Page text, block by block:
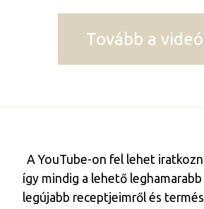
Tovább a
A YouTube-on fel lehet
így mindig a lehető
legújabb receptjeimről és